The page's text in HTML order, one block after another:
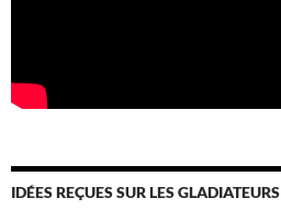
IDÉES REÇUES SUR LES GLADIATEURS